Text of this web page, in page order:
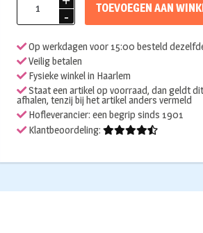
latex
28ml
aantal
TOEVOEGEN AAN
Op werkdagen voor 15:00 besteld
Veilig betalen
Fysieke winkel in Haarlem
Staat een artikel op voorraad, dan geldt
afhalen, tenzij bij het artikel anders vermeld
Hofleverancier: een begrip sinds 1901
Klantbeoordeling: